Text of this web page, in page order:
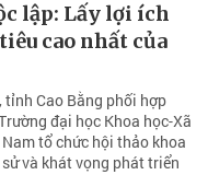
lập: Lấy lợi ích
cao nhất của
Cao Bằng phối hợp
đại học Khoa học-Xã
tổ chức hội thảo khoa
và khát vọng phát triển